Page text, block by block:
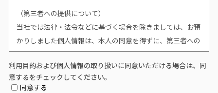
（第三者への提供について）
当社では法律・法令などに基づく場合を除きましては、お預
かりしました個人情報は、本人の同意を得ずに、第三者への
提供はいたしません。
（個人情報提供の任意性について）
利用目的および個人情報の取り扱いに同意いただける場合は、同
意するをチェックしてください。
同意する